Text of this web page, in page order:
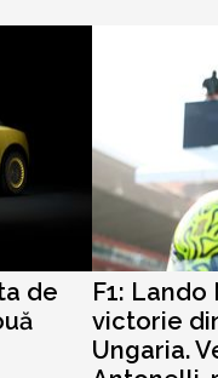
de
F1: Lando
victorie
Ungaria.